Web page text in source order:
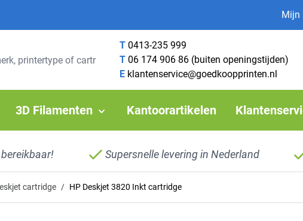
Mijn
T 0413-235 999
T 06 174 906 86 (buiten openingstijden)
E klantenservice@goedkoopprinten.nl
3D Filamenten Kantoorartikelen
Supersnelle levering in Nederland
cartridge / HP Deskjet 3820 Inkt cartridge